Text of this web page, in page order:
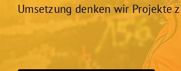
Umsetzung denken wir Projekte